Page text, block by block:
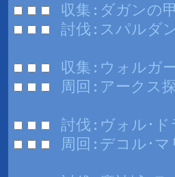
収集:ダガン
討伐:スパル
収集:ウォルガ
周回:アークス
討伐:ヴォル･
周回:デコル･